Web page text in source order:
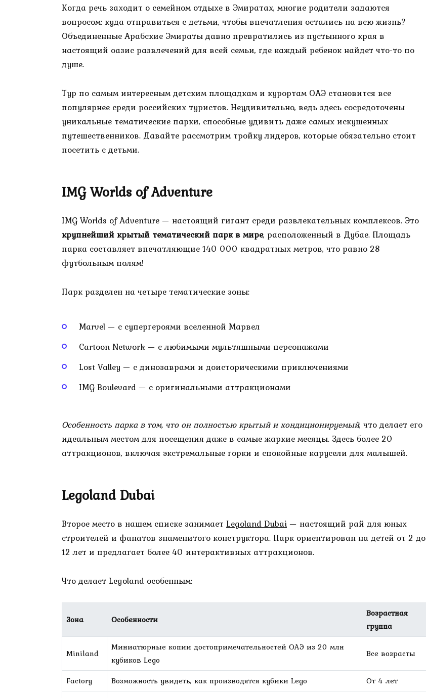
Когда речь заходит о семейном отдыхе в Эмиратах, многие родители задаются
вопросом: куда отправиться с детьми, чтобы впечатления остались на всю жизнь?
Объединенные Арабские Эмираты давно превратились из пустынного края в
настоящий оазис развлечений для всей семьи, где каждый ребенок найдет что-то по
душе.
Тур по самым интересным детским площадкам и курортам ОАЭ становится все
популярнее среди российских туристов. Неудивительно, ведь здесь сосредоточены
уникальные тематические парки, способные удивить даже самых искушенных
путешественников. Давайте рассмотрим тройку лидеров, которые обязательно стоит
посетить с детьми.
IMG Worlds of Adventure
IMG Worlds of Adventure — настоящий гигант среди развлекательных комплексов. Это
крупнейший крытый тематический парк в мире, расположенный в Дубае. Площадь
парка составляет впечатляющие 140 000 квадратных метров, что равно 28
футбольным полям!
Парк разделен на четыре тематические зоны:
Marvel — с супергероями вселенной Марвел
Cartoon Network — с любимыми мультяшными персонажами
Lost Valley — с динозаврами и доисторическими приключениями
IMG Boulevard — с оригинальными аттракционами
Особенность парка в том, что он полностью крытый и кондиционируемый, что делает его
идеальным местом для посещения даже в самые жаркие месяцы. Здесь более 20
аттракционов, включая экстремальные горки и спокойные карусели для малышей.
Legoland Dubai
Второе место в нашем списке занимает Legoland Dubai — настоящий рай для юных
строителей и фанатов знаменитого конструктора. Парк ориентирован на детей от 2 до
12 лет и предлагает более 40 интерактивных аттракционов.
Что делает Legoland особенным:
Зона Особенности
Возрастная
группа
Miniland
Миниатюрные копии достопримечательностей ОАЭ из 20 млн
кубиков Lego
Все возрасты
Factory Возможность увидеть, как производятся кубики Lego
От 4 лет